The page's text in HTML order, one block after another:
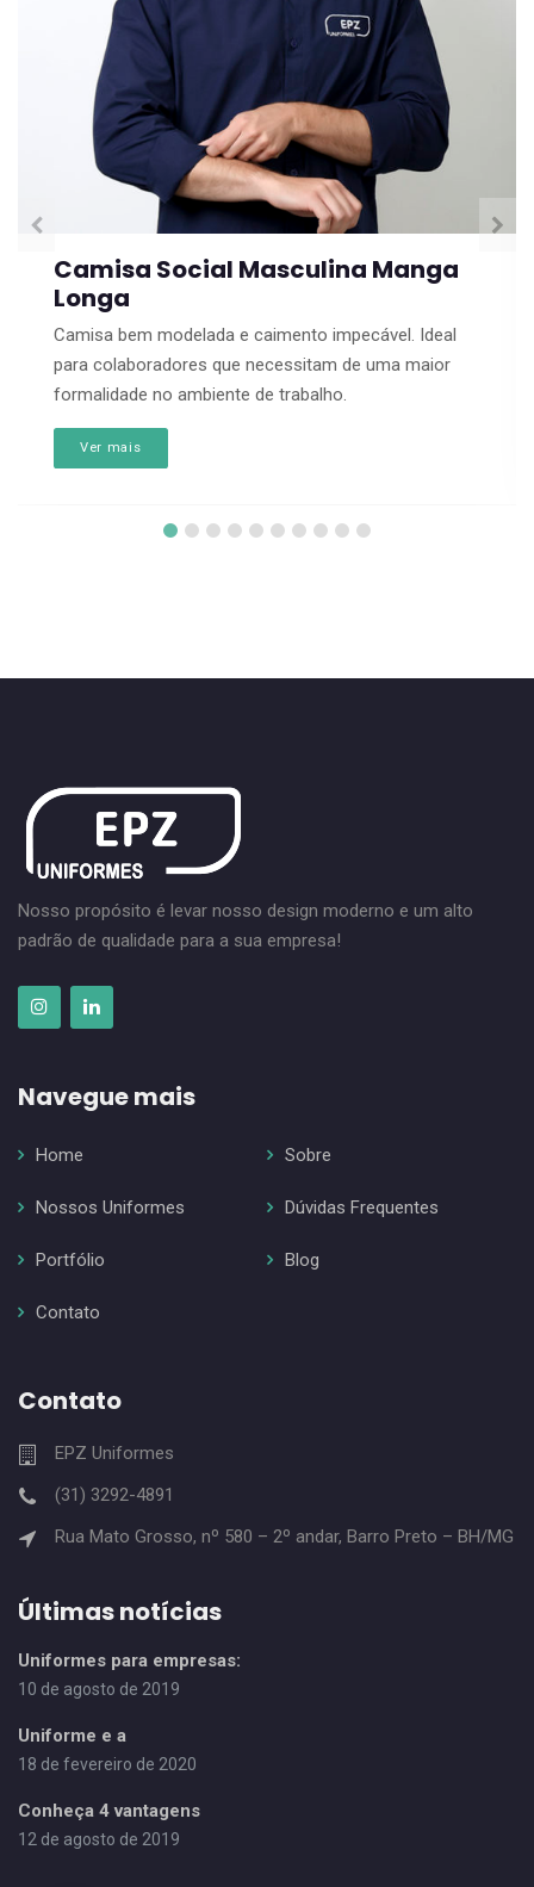
Camisa Social Feminina Manga
Longa
Camisa bem modelada e caimento impecável. Ideal
para colaboradores que necessitam de uma maior
formalidade no ambiente de trabalho.
Ver mais
Nosso propósito é levar nosso design moderno e um alto
padrão de qualidade para a sua empresa!
Navegue mais
Home Sobre
Nossos Uniformes Dúvidas Frequentes
Portfólio Blog
Contato
Contato
EPZ Uniformes
(31) 3292-4891
Rua Mato Grosso, nº 580 – 2º andar, Barro Preto – BH/MG
Últimas notícias
Uniformes para empresas:
10 de agosto de 2019
Uniforme e a
18 de fevereiro de 2020
Conheça 4 vantagens
12 de agosto de 2019